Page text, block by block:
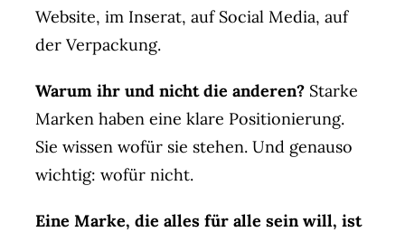
Website, im Inserat, auf Social Media, auf
der Verpackung.
Warum ihr und nicht die anderen?Starke
Marken haben eine klare Positionierung.
Sie wissen wofür sie stehen. Und genauso
wichtig: wofür nicht.
Eine Marke, die alles für alle sein will, ist